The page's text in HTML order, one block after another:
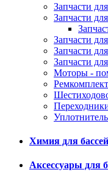
Запчасти
Запчасти
Запчасти
Запчасти
Запчасти
Моторы -
Химия для
Аксессуары для